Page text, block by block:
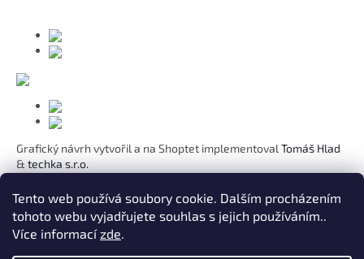
Tento web používá soubory cookie. Dalším procházením
tohoto webu vyjadřujete souhlas s jejich používáním..
Více informacízde.
Grafický návrh vytvořil a na Shoptet implementoval Tomáš Hlad
& techka s.r.o.
Koho chcete obdarovat?
Pre mamičku
Pre moju lásku
Pre dcéru